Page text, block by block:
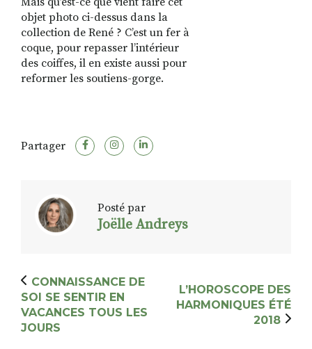
objet photo ci-dessus dans la
collection de René ? C’est un fer à
coque, pour repasser l’intérieur
des coiffes, il en existe aussi pour
reformer les soutiens-gorge.
Partager
Posté par
Joëlle Andreys
CONNAISSANCE DE
SOI SE SENTIR EN
VACANCES TOUS LES
JOURS
L’HOROSCOPE DES
HARMONIQUES ÉTÉ
2018